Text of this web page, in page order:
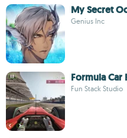
My Secret
Genius Inc
Formula Car
Fun Stack Studio